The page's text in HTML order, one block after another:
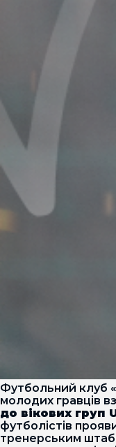
Футбольний клуб
молодих гравців
до вікових груп
футболістів
тренерським